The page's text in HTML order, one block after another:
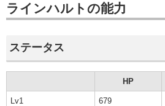
ラインハルトの能力
ステータス
HP
Lv1 679